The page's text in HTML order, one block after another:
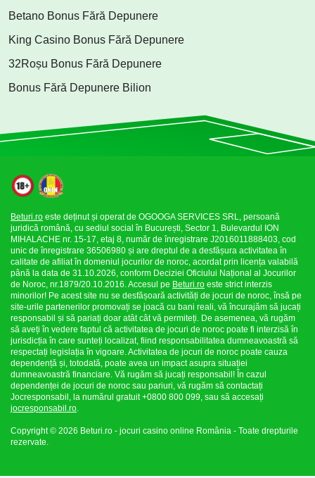
Betano Bonus Fără Depunere
King Casino Bonus Fără Depunere
32Roșu Bonus Fără Depunere
Bonus Fără Depunere Bilion
Beturi.ro este deținut și operat de OGOOGA SERVICES SRL, persoană
juridică română, cu sediul social în București, Sector 1, Bulevardul ION
MIHALACHE nr. 15-17, etaj 8, număr de înregistrare J2016011888403, cod
unic de înregistrare 36506980 și are dreptul de a desfășura activitatea în
calitate de afiliat în domeniul jocurilor de noroc, acordat prin licența valabilă
până la data de 31.10.2026, conform Deciziei Oficiului Național al Jocurilor
de Noroc, nr.1879/20.10.2016. Accesul pe Beturi.ro este strict interzis
minorilor! Pe acest site nu se desfășoară activități de jocuri de noroc, însă pe
site-urile partenerilor promovați se joacă cu bani reali, vă încurajăm să jucați
responsabil și să pariați doar atât cât vă permiteți. De asemenea, vă rugăm
să aveți în vedere faptul că activitatea de jocuri de noroc poate fi interzisă în
jurisdicția în care sunteți localizat, fiind responsabilitatea dumneavoastră să
respectați legislația în vigoare. Activitatea de jocuri de noroc poate cauza
dependență și, totodată, poate avea un impact asupra situației
dumneavoastră financiare. Vă rugăm să jucați responsabil! În cazul
dependenței de jocuri de noroc sau pariuri, vă rugăm să contactați
Jocresponsabil, la numărul gratuit +0800 800 099, sau să accesați
jocresponsabil.ro.
Copyright © 2026 Beturi.ro - jocuri casino online România - Toate drepturile
rezervate.